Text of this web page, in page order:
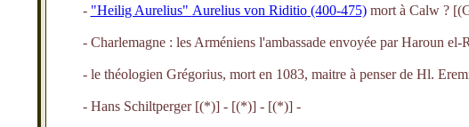
- "Heilig Aurelius" Aurelius von Riditio(400-475) mort à Calw ?
- Charlemagne : les Arméniens l'ambassade envoyée par Haroun
- le théologien Grégorius, mort en 1083, maitre à penser de Hl.
- Hans Schiltperger [(*)] - [(*)] - [(*)] -